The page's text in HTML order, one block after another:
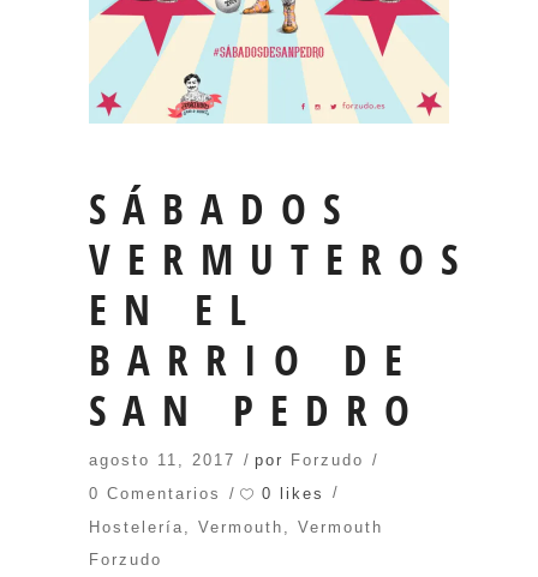
SÁBADOS
VERMUTEROS
EN EL
BARRIO DE
SAN PEDRO
agosto 11, 2017 por Forzudo
0 Comentarios
0 likes
Hostelería
Vermouth
Vermouth
Forzudo